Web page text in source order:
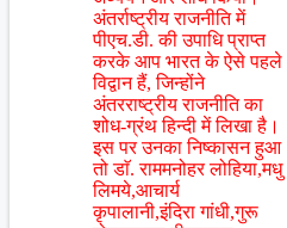
अंतर्राष्ट्रीय राजनीति में
पीएच.डी. की उपाधि प्राप्त
करके आप भारत के ऐसे पहले
विद्वान हैं, जिन्होंने
अंतरराष्ट्रीय राजनीति का
शोध-ग्रंथ हिन्दी में लिखा है।
इस पर उनका निष्कासन हुआ
तो डाॅ. राममनोहर लोहिया,मधु
लिमये,आचार्य
कृपालानी,इंदिरा गांधी,गुरू